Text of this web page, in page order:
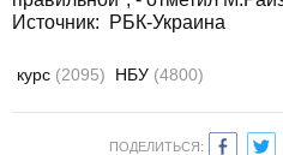
Источник:
РБК-Украина
курс (2095) НБУ (4800)
ПОДЕЛИТЬСЯ: